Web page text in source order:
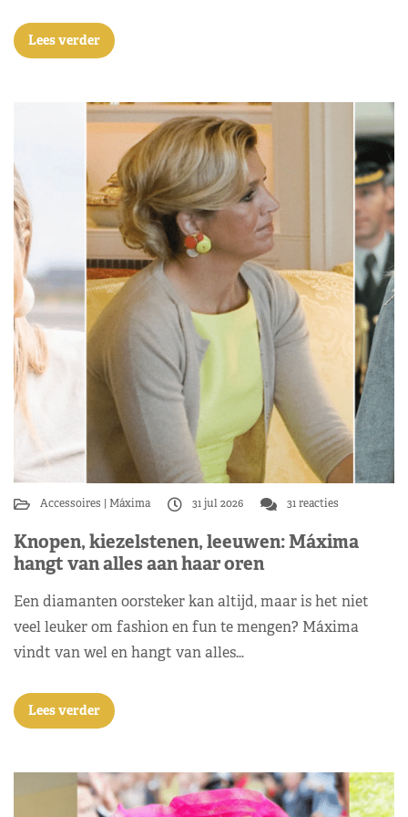
Lees verder
Accessoires Máxima 31 jul 2026 31 reacties
Knopen, kiezelstenen, leeuwen: Máxima
hangt van alles aan haar oren
Een diamanten oorsteker kan altijd, maar is het niet
veel leuker om fashion en fun te mengen? Máxima
vindt van wel en hangt van alles…
Lees verder